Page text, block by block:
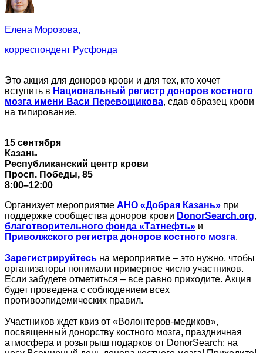
Елена Морозова,
корреспондент Русфонда
Это акция для доноров крови и для тех, кто хочет
вступить в Национальный регистр доноров костного
мозга имени Васи Перевощикова, сдав образец крови
на типирование.
15 сентября
Казань
Республиканский центр крови
Просп. Победы, 85
8:00–12:00
Организует мероприятие АНО «Добрая Казань» при
поддержке сообщества доноров крови DonorSearch.org,
благотворительного фонда «Татнефть» и
Приволжского регистра доноров костного мозга.
Зарегистрируйтесь на мероприятие – это нужно, чтобы
организаторы понимали примерное число участников.
Если забудете отметиться – все равно приходите. Акция
будет проведена с соблюдением всех
противоэпидемических правил.
Участников ждет квиз от «Волонтеров-медиков»,
посвященный донорству костного мозга, праздничная
атмосфера и розыгрыш подарков от DonorSearch: на